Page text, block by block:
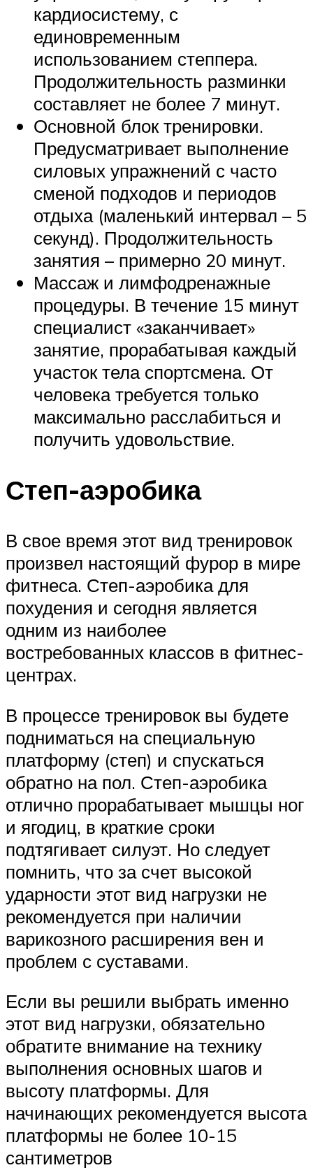
кардиосистему, с
единовременным
использованием степпера.
Продолжительность разминки
составляет не более 7 минут.
Основной блок тренировки.
Предусматривает выполнение
силовых упражнений с часто
сменой подходов и периодов
отдыха (маленький интервал – 5
секунд). Продолжительность
занятия – примерно 20 минут.
Массаж и лимфодренажные
процедуры. В течение 15 минут
специалист «заканчивает»
занятие, прорабатывая каждый
участок тела спортсмена. От
человека требуется только
максимально расслабиться и
получить удовольствие.
Степ-аэробика
В свое время этот вид тренировок
произвел настоящий фурор в мире
фитнеса. Степ-аэробика для
похудения и сегодня является
одним из наиболее
востребованных классов в фитнес-
центрах.
В процессе тренировок вы будете
подниматься на специальную
платформу (степ) и спускаться
обратно на пол. Степ-аэробика
отлично прорабатывает мышцы ног
и ягодиц, в краткие сроки
подтягивает силуэт. Но следует
помнить, что за счет высокой
ударности этот вид нагрузки не
рекомендуется при наличии
варикозного расширения вен и
проблем с суставами.
Если вы решили выбрать именно
этот вид нагрузки, обязательно
обратите внимание на технику
выполнения основных шагов и
высоту платформы. Для
начинающих рекомендуется высота
платформы не более 10-15
сантиметров